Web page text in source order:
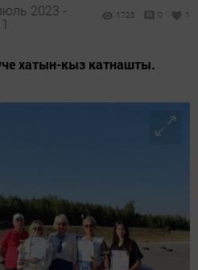
2023 -
1725 0 1
хатын-кыз катнашты.